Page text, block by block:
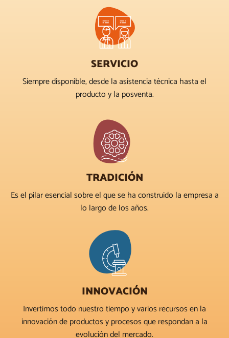
SERVICIO
Siempre disponible, desde la asistencia técnica hasta el
producto y la posventa.
TRADICIÓN
Es el pilar esencial sobre el que se ha construido la empresa a
lo largo de los años.
INNOVACIÓN
Invertimos todo nuestro tiempo y varios recursos en la
innovación de productos y procesos que respondan a la
evolución del mercado.